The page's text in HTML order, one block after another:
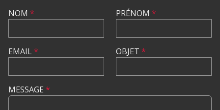
NOM *
EMAIL*
PRÉNOM *
OBJET *
MESSAGE *